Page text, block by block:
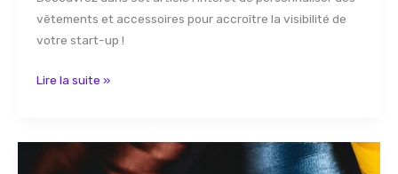
vêtements et accessoires pour accroître la visibilité de
votre start-up !
Lire la suite »
Quelles